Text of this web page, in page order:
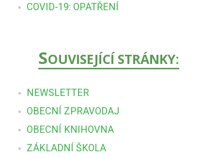
COVID-19: OPATŘENÍ
SOUVISEJÍCÍ STRÁNKY:
NEWSLETTER
OBECNÍ ZPRAVODAJ
OBECNÍ KNIHOVNA
ZÁKLADNÍ ŠKOLA